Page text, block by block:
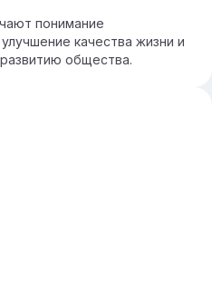
понимание
качества жизни и
общества.